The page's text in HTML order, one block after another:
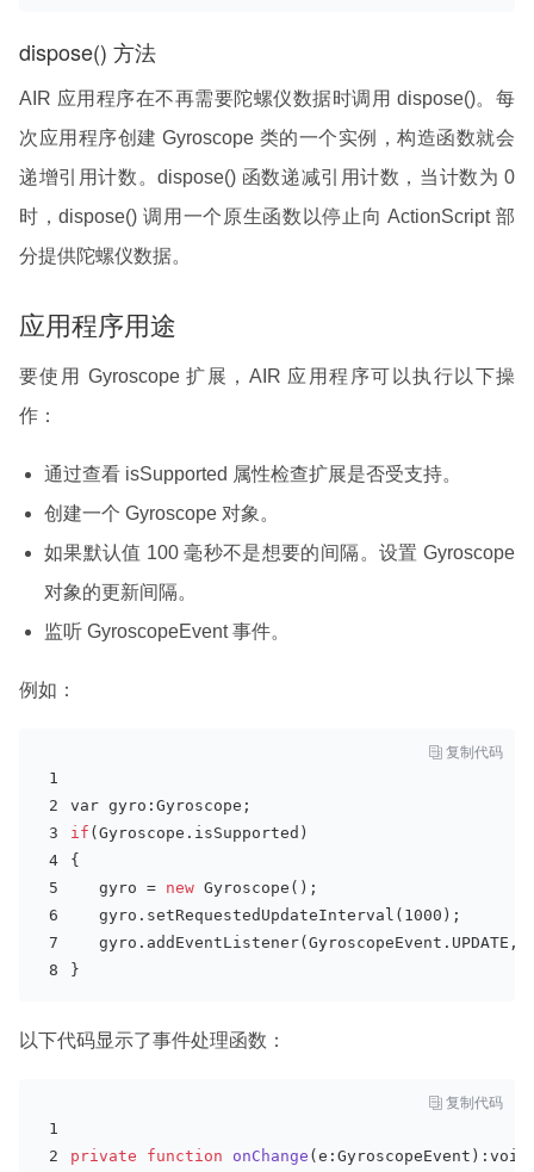
dispose() 方法
AIR 应用程序在不再需要陀螺仪数据时调用 dispose()。每
次应用程序创建 Gyroscope 类的一个实例，构造函数就会
递增引用计数。dispose() 函数递减引用计数，当计数为 0
时，dispose() 调用一个原生函数以停止向 ActionScript 部
分提供陀螺仪数据。
应用程序用途
要使用 Gyroscope 扩展，AIR 应用程序可以执行以下操
作：
通过查看 isSupported 属性检查扩展是否受支持。
创建一个 Gyroscope 对象。
如果默认值 100 毫秒不是想要的间隔。设置 Gyroscope
对象的更新间隔。
监听 GyroscopeEvent 事件。
例如：
 复制代码
var gyro:Gyroscope;
if ( Gyroscope . isSupported)
{
   gyro =
new Gyroscope() ;
   gyro.set
RequestedUpdateInterval(1000) ;
   gyro.add
EventListener(GyroscopeEvent.UPDATE,
}
以下代码显示了事件处理函数：
 复制代码
private function onChange (e:GyroscopeEvent) :void